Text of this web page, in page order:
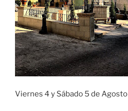
Viernes 4 y Sábado 5 de Agosto